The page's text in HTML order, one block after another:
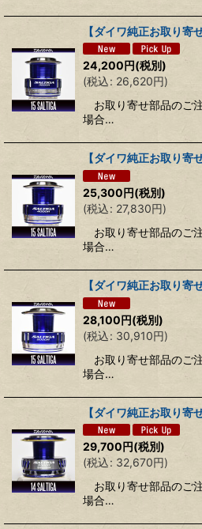
【ダイワ純正お取り
24,200円(税別)
(税込: 26,620円)
お取り寄せ部品のご
場合…
【ダイワ純正お取り
25,300円(税別)
(税込: 27,830円)
お取り寄せ部品のご
場合…
【ダイワ純正お取り
28,100円(税別)
(税込: 30,910円)
お取り寄せ部品のご
場合…
【ダイワ純正お取り
29,700円(税別)
(税込: 32,670円)
お取り寄せ部品のご
場合…